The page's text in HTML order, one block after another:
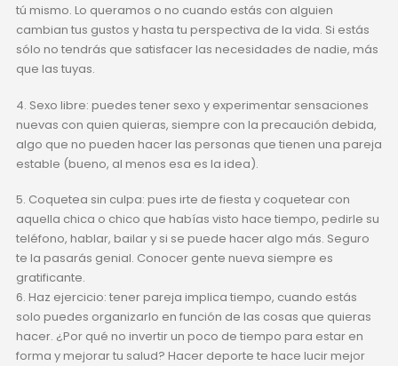
tú mismo. Lo queramos o no cuando estás con alguien
cambian tus gustos y hasta tu perspectiva de la vida. Si estás
sólo no tendrás que satisfacer las necesidades de nadie, más
que las tuyas.
4. Sexo libre: puedes tener sexo y experimentar sensaciones
nuevas con quien quieras, siempre con la precaución debida,
algo que no pueden hacer las personas que tienen una pareja
estable (bueno, al menos esa es la idea).
5. Coquetea sin culpa: pues irte de fiesta y coquetear con
aquella chica o chico que habías visto hace tiempo, pedirle su
teléfono, hablar, bailar y si se puede hacer algo más. Seguro
te la pasarás genial. Conocer gente nueva siempre es
gratificante.
6. Haz ejercicio: tener pareja implica tiempo, cuando estás
solo puedes organizarlo en función de las cosas que quieras
hacer. ¿Por qué no invertir un poco de tiempo para estar en
forma y mejorar tu salud? Hacer deporte te hace lucir mejor